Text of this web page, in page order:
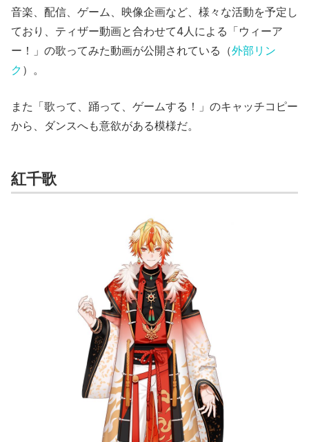
音楽、配信、ゲーム、映像企画など、様々な活動を予定し
ており、ティザー動画と合わせて4人による「ウィーア
ー！」の歌ってみた動画が公開されている（外部リン
ク ）。
また「歌って、踊って、ゲームする！」のキャッチコピー
から、ダンスへも意欲がある模様だ。
紅千歌